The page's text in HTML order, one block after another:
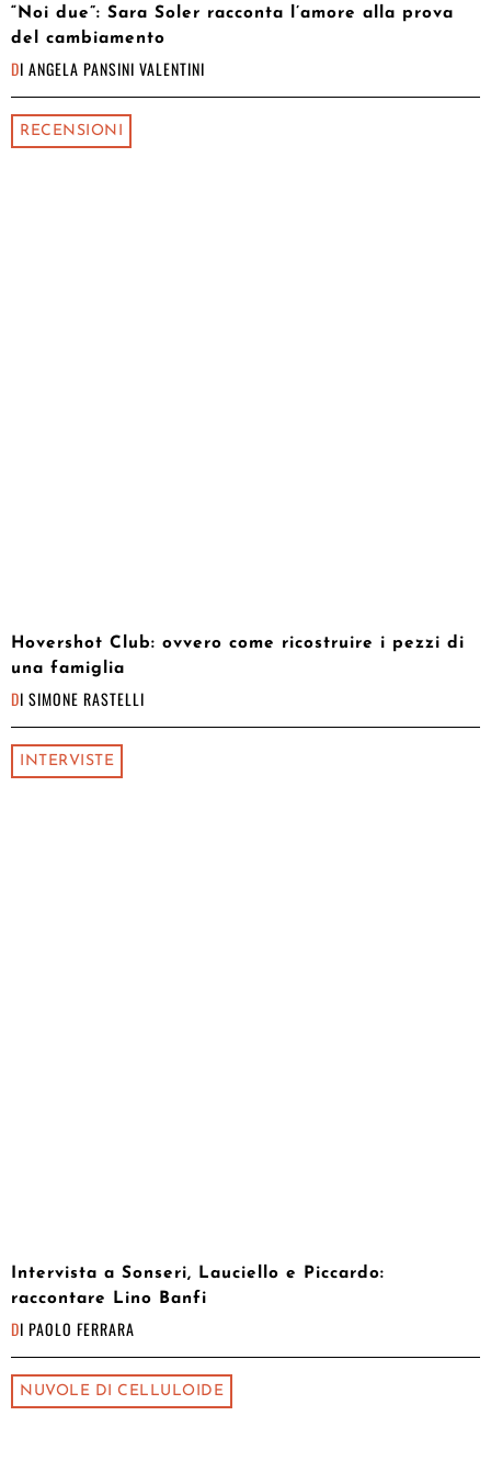
“Noi due”: Sara Soler racconta l’amore alla prova
del cambiamento
DI ANGELA PANSINI VALENTINI
RECENSIONI
Hovershot Club: ovvero come ricostruire i pezzi di
una famiglia
DI SIMONE RASTELLI
INTERVISTE
Intervista a Sonseri, Lauciello e Piccardo:
raccontare Lino Banfi
DI PAOLO FERRARA
NUVOLE DI CELLULOIDE